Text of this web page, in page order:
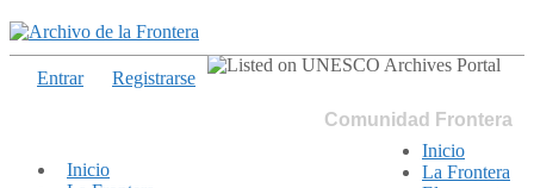
Comunidad Frontera
Inicio
Entrar Registrarse
Inicio
La Frontera